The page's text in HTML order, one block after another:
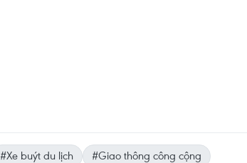
#Xe buýt du lịch
#Giao thông công cộng